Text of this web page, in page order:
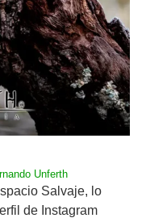
Unferth
Salvaje, lo
de Instagram